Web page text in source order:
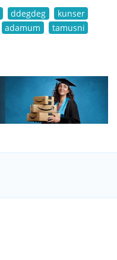
ddegdeg
kunser
adamum
tamusni